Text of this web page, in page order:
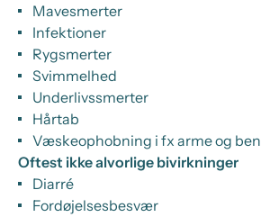
Mavesmerter
Infektioner
Rygsmerter
Svimmelhed
Underlivssmerter
Hårtab
Væskeophobning i fx arme og ben
Oftest ikke alvorlige bivirkninger
Diarré
Fordøjelsesbesvær